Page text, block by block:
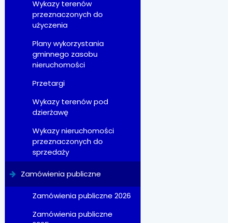
Wykazy terenów
przeznaczonych do
użyczenia
Plany wykorzystania
gminnego zasobu
nieruchomości
Przetargi
Wykazy terenów pod
dzierżawę
Wykazy nieruchomości
przeznaczonych do
sprzedaży
Zamówienia publiczne
Zamówienia publiczne 2026
Zamówienia publiczne